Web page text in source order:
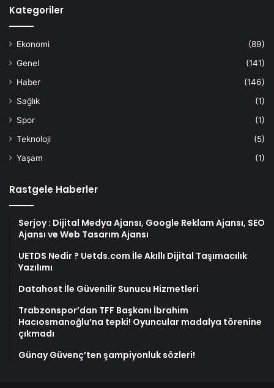
Kategoriler
Ekonomi
(89)
Genel
(141)
Haber
(146)
Sağlık
(1)
Spor
(1)
Teknoloji
(5)
Yaşam
(1)
Rastgele Haberler
Serjoy : Dijital Medya Ajansı, Google Reklam Ajansı, SEO
Ajansı ve Web Tasarım Ajansı
UETDS Nedir ? Uetds.com İle Akıllı Dijital Taşımacılık
Yazılımı
Datahost İle Güvenilir Sunucu Hizmetleri
Trabzonspor’dan TFF Başkanı İbrahim
Hacıosmanoğlu’na tepki! Oyuncular madalya törenine
çıkmadı
Günay Güvenç’ten şampiyonluk sözleri!